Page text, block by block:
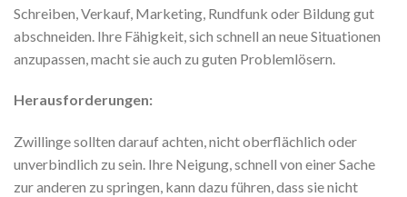
Schreiben, Verkauf, Marketing, Rundfunk oder Bildung gut
abschneiden. Ihre Fähigkeit, sich schnell an neue Situationen
anzupassen, macht sie auch zu guten Problemlösern.
Herausforderungen:
Zwillinge sollten darauf achten, nicht oberflächlich oder
unverbindlich zu sein. Ihre Neigung, schnell von einer Sache
zur anderen zu springen, kann dazu führen, dass sie nicht